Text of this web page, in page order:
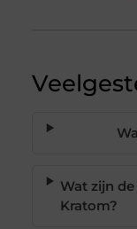
Wat zijn
Kratom?